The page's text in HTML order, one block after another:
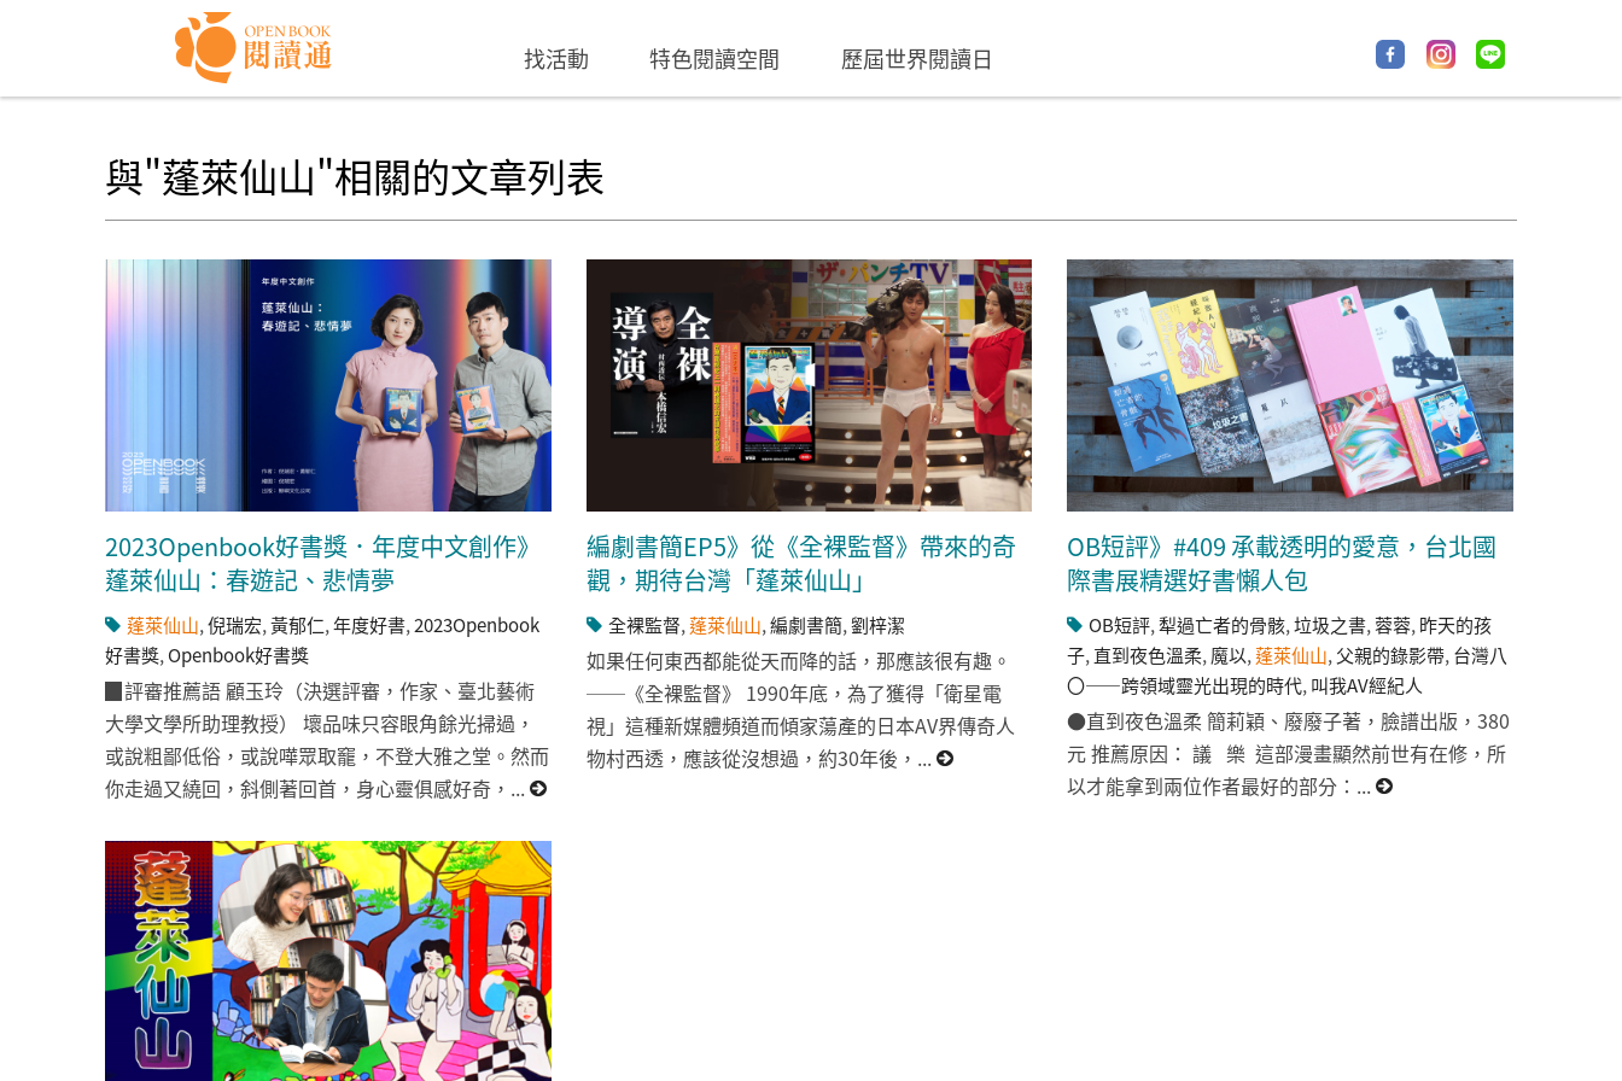
找活動 特色閱讀空間 歷屆世界閱讀日
與"蓬萊仙山"相關的文章列表
2023Openbook好書獎．年度中文創作》
蓬萊仙山：春遊記、悲情夢
蓬萊仙山,倪瑞宏,黃郁仁,年度好書,2023Openbook
好書獎,Openbook好書獎
▉評審推薦語 顧玉玲（決選評審，作家、臺北藝術
大學文學所助理教授） 壞品味只容眼角餘光掃過，
或說粗鄙低俗，或說嘩眾取竉，不登大雅之堂。然而
你走過又繞回，斜側著回首，身心靈俱感好奇，...
編劇書簡EP5》從《全裸監督》帶來的奇
觀，期待台灣「蓬萊仙山」
全裸監督,蓬萊仙山,編劇書簡,劉梓潔
如果任何東西都能從天而降的話，那應該很有趣。
──《全裸監督》 1990年底，為了獲得「衛星電
視」這種新媒體頻道而傾家蕩產的日本AV界傳奇人
物村西透，應該從沒想過，約30年後，...
OB短評》#409 承載透明的愛意，台北國
際書展精選好書懶人包
OB短評,犁過亡者的骨骸,垃圾之書,蓉蓉,昨天的孩
子,直到夜色溫柔,魔以,蓬萊仙山,父親的錄影帶,台灣八
〇——跨領域靈光出現的時代,叫我AV經紀人
●直到夜色溫柔 簡莉穎、廢廢子著，臉譜出版，380
元 推薦原因： 議 樂 這部漫畫顯然前世有在修，所
以才能拿到兩位作者最好的部分：...